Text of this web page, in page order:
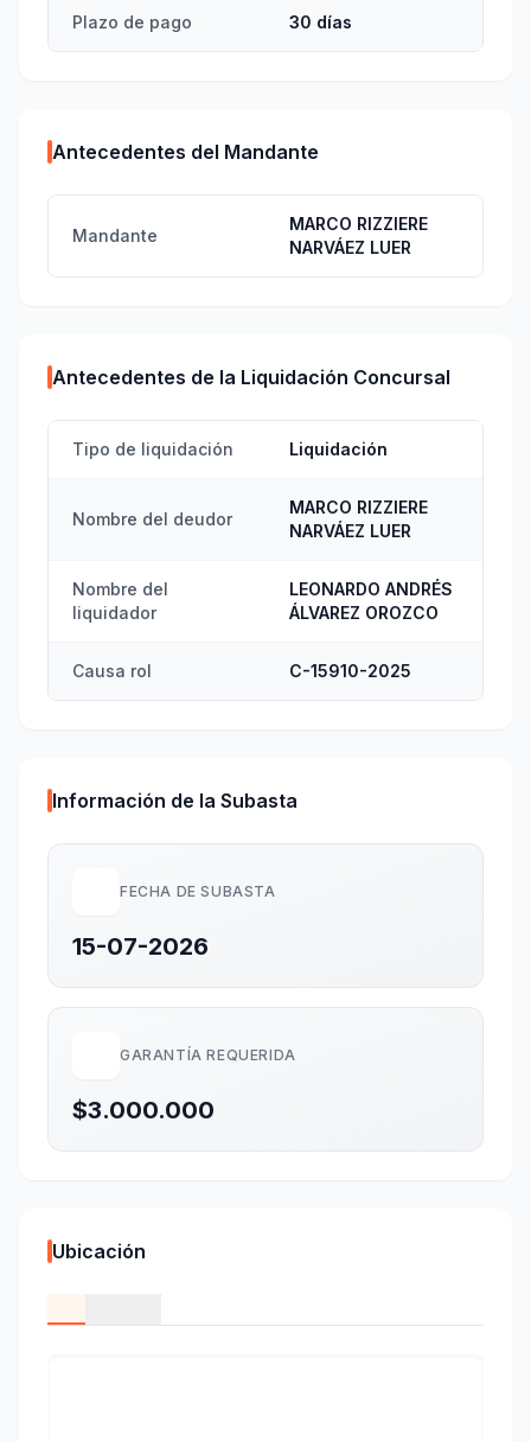
Plazo de pago 30 días
Antecedentes del Mandante
Mandante
MARCO RIZZIERE
NARVÁEZ LUER
Antecedentes de la Liquidación Concursal
Tipo de liquidación Liquidación
Nombre del deudor
MARCO RIZZIERE
NARVÁEZ LUER
Nombre del
liquidador
LEONARDO ANDRÉS
ÁLVAREZ OROZCO
Causa rol C-15910-2025
Información de la Subasta
FECHA DE SUBASTA
15-07-2026
GARANTÍA REQUERIDA
$3.000.000
Ubicación